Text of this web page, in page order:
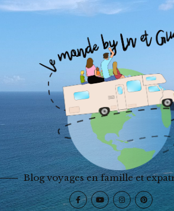
Blog voyages en famille et